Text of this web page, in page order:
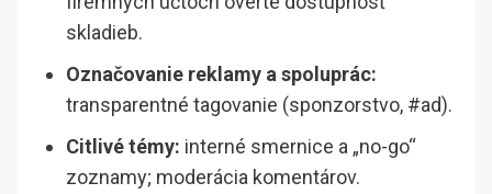
skladieb.
Označovanie reklamy a spoluprác:
transparentné tagovanie (sponzorstvo, #ad).
Citlivé témy: interné smernice a „no-go“
zoznamy; moderácia komentárov.